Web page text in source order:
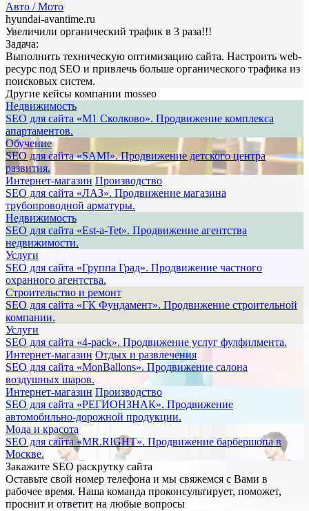
Авто / Мото
hyundai-avantime.ru
Увеличили органический трафик в 3 раза!!!
Задача:
Выполнить техническую оптимизацию сайта. Настроить web-
ресурс под SEO и привлечь больше органического трафика из
поисковых систем.
Другие кейсы компании mosseo
Недвижимость
SEO для сайта «М1 Сколково». Продвижение комплекса
апартаментов.
Обучение
SEO для сайта «SAMI». Продвижение детского центра
развития.
Интернет-магазин Производство
SEO для сайта «ЛАЗ». Продвижение магазина
трубопроводной арматуры.
Недвижимость
SEO для сайта «Est-a-Tet». Продвижение агентства
недвижимости.
Услуги
SEO для сайта «Группа Град». Продвижение частного
охранного агентства.
Строительство и ремонт
SEO для сайта «ГК Фундамент». Продвижение строительной
компании.
Услуги
SEO для сайта «4-pack». Продвижение услуг фулфилмента.
Интернет-магазин Отдых и развлечения
SEO для сайта «MonBallons». Продвижение салона
воздушных шаров.
Интернет-магазин Производство
SEO для сайта «РЕГИОНЗНАК». Продвижение
автомобильно-дорожной продукции.
Мода и красота
SEO для сайта «MR.RIGHT». Продвижение барбершопа в
Москве.
Закажите SEO раскрутку сайта
Оставьте свой номер телефона и мы свяжемся с Вами в
рабочее время. Наша команда проконсультирует, поможет,
проснит и ответит на любые вопросы